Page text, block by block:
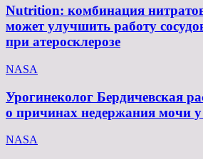
Nutrition: комбинация
может улучшить работу
при атеросклерозе
NASA
Урогинеколог Бердичевская
о причинах недержания мочи
NASA